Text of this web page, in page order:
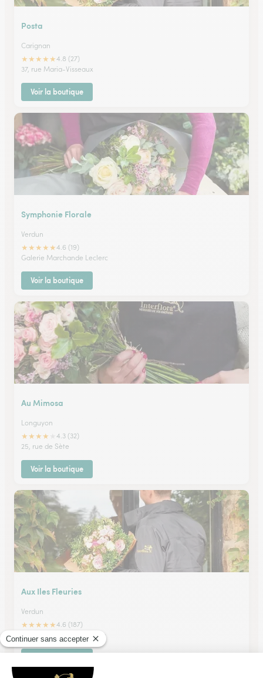
Posta
Carignan
★★★★★4.8 (27)
37, rue Maria-Visseaux
Voir la boutique
Symphonie Florale
Verdun
★★★★★4.6 (19)
Galerie Marchande Leclerc
Voir la boutique
Au Mimosa
Longuyon
★★★★
4.3 (32)
25, rue de Sète
Voir la boutique
Aux Iles Fleuries
Verdun
★★★★★4.6 (187)
27, avenue Maréchal Joffre